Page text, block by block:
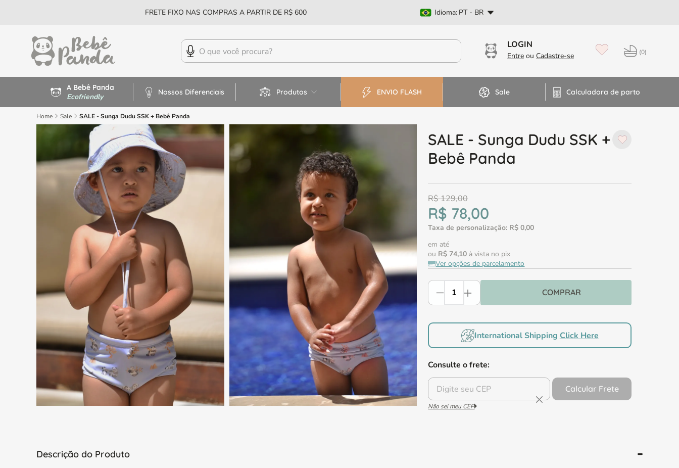
FRETE FIXO NAS COMPRAS A PARTIR DE R$ 600 Idioma: PT - BR
0
A Bebê Panda
Ecofriendly Nossos Diferenciais Produtos ENVIO FLASH Sale Calculadora de parto
Home Sale SALE - Sunga Dudu SSK + Bebê Panda
SALE - Sunga Dudu SSK +
Bebê Panda
R$129,00
R$ 78,00
Taxa de personalização: R$ 0,00
em até
ou R$ 74,10 à vista no pix
Ver opções de parcelamento
Comprar
International Shipping Click Here
Consulte o frete:
Calcular Frete
Não sei meu CEP
Descrição do Produto